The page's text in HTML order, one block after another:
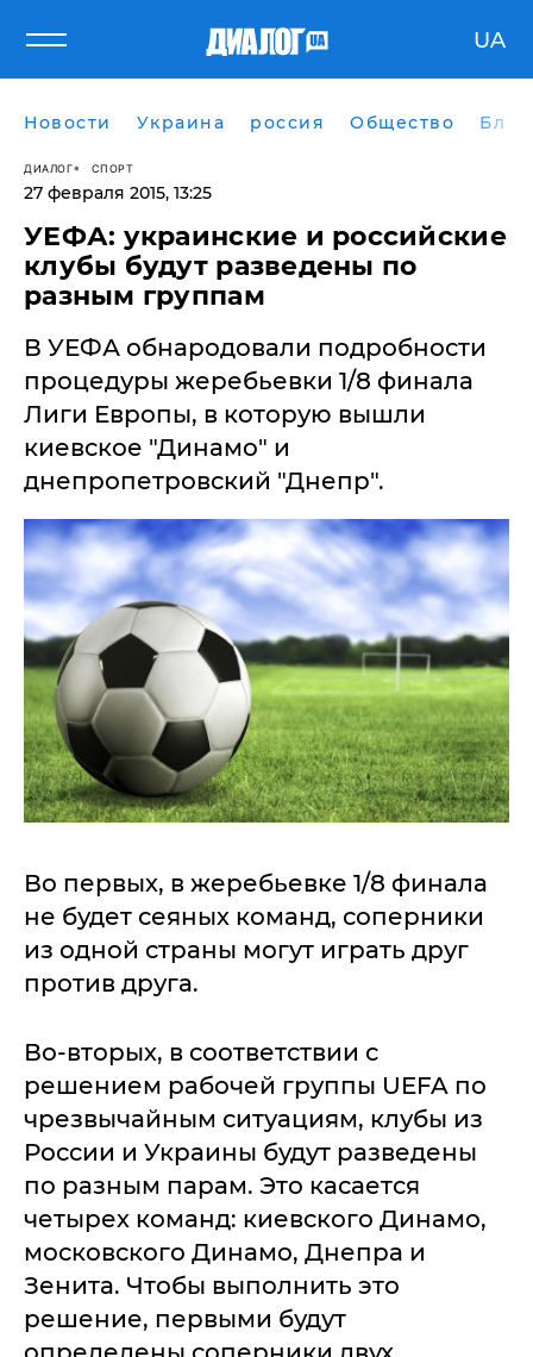
UA
Новости Украина россия Общество
ДИАЛОГ СПОРТ
27 февраля 2015, 13:25
УЕФА: украинские и российские
клубы будут разведены по
разным группам
В УЕФА обнародовали подробности
процедуры жеребьевки 1/8 финала
Лиги Европы, в которую вышли
киевское "Динамо" и
днепропетровский "Днепр".
Во первых, в жеребьевке 1/8 финала
не будет сеяных команд, соперники
из одной страны могут играть друг
против друга.
Во-вторых, в соответствии с
решением рабочей группы UEFA по
чрезвычайным ситуациям, клубы из
России и Украины будут разведены
по разным парам. Это касается
четырех команд: киевского Динамо,
московского Динамо, Днепра и
Зенита. Чтобы выполнить это
решение, первыми будут